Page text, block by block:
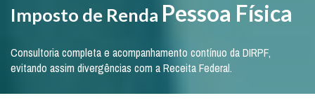
Imposto de Renda Pessoa Física
Consultoria completa e acompanhamento contínuo da DIRPF,
evitando assim divergências com a Receita Federal.